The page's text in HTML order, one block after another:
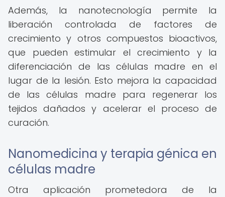
Además, la nanotecnología permite la
liberación controlada de factores de
crecimiento y otros compuestos bioactivos,
que pueden estimular el crecimiento y la
diferenciación de las células madre en el
lugar de la lesión. Esto mejora la capacidad
de las células madre para regenerar los
tejidos dañados y acelerar el proceso de
curación.
Nanomedicina y terapia génica en
células madre
Otra aplicación prometedora de la